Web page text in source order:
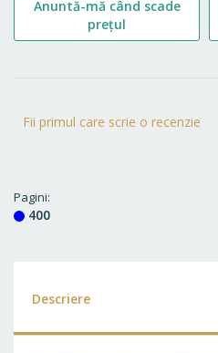
Fii primul care scrie o recenzie
Pagini
400
Anuntă-mă când scade
prețul
Descriere